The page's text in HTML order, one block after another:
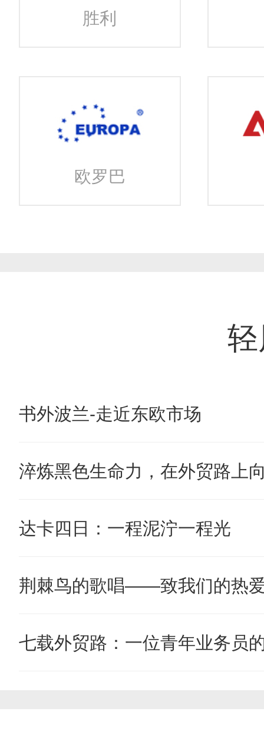
胜利
欧罗巴
书外波兰-走近东欧市场
淬炼黑色生命力，在外贸路上
达卡四日：一程泥泞一程光
荆棘鸟的歌唱——致我们的热
七载外贸路：一位青年业务员